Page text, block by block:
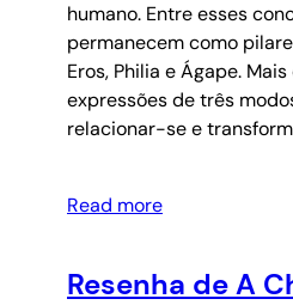
humano. Entre esses
permanecem como
Eros, Philia e Ágape.
expressões de três
relacionar-se e
Read more
Resenha de A